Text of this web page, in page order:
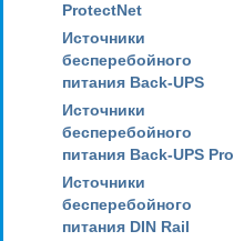
ProtectNet
Источники
бесперебойного
питания Back-UPS
Источники
бесперебойного
питания Back-UPS Pro
Источники
бесперебойного
питания DIN Rail